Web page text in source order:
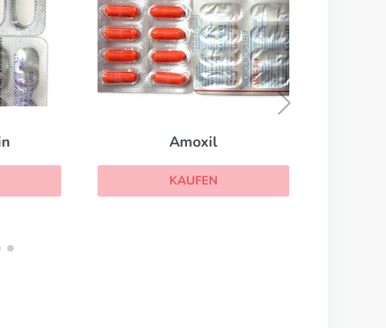
Azithromycin